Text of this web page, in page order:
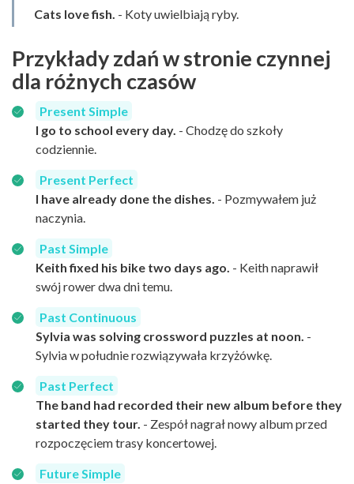
Cats love fish. - Koty uwielbiają ryby.
Przykłady zdań w stronie czynnej
dla różnych czasów
Present Simple
I go to school every day. - Chodzę do szkoły
codziennie.
Present Perfect
I have already done the dishes. - Pozmywałem już
naczynia.
Past Simple
Keith fixed his bike two days ago. - Keith naprawił
swój rower dwa dni temu.
Past Continuous
Sylvia was solving crossword puzzles at noon. -
Sylvia w południe rozwiązywała krzyżówkę.
Past Perfect
The band had recorded their new album before they
started they tour. - Zespół nagrał nowy album przed
rozpoczęciem trasy koncertowej.
Future Simple